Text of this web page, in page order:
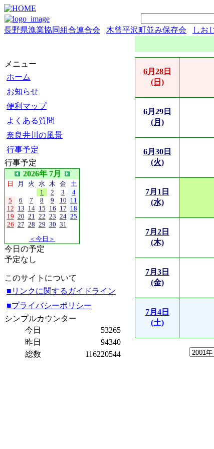
長野県漁業協同組合連合会 木曾平沢町並み保存会 しお
メニュー
ホーム
お知らせ
便利マップ
よくある質問
奈良井川の風景
行事予定
行事予定
2026年 7月
日 月 火 水 木 金 土
1
2 3
4
5
6 7 8 9 10 11
12 13 14 15 16 17 18
19 20 21 22 23 24 25
26 27 28 29 30 31
＜今日＞
今日の予定
予定なし
このサイトについて
■リンクに関するガイドライン
■プライバシーポリシー
シンプルカウンター
今日
53265
昨日
94340
総数
116220544
6月28日
(日)
6月29日
(月)
6月30日
(火)
7月1日
(水)
7月2日
(木)
7月3日
(金)
7月4日
(土)